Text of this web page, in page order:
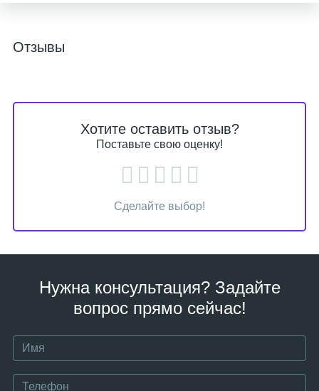
Отзывы
Хотите оставить отзыв?
Поставьте свою оценку!
Сделайте выбор!
Нужна консультация? Задайте
вопрос прямо сейчас!